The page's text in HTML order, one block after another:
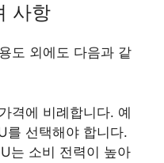
사항
도 외에도 다음과 같
격에 비례합니다. 예
를 선택해야 합니다.
는 소비 전력이 높아